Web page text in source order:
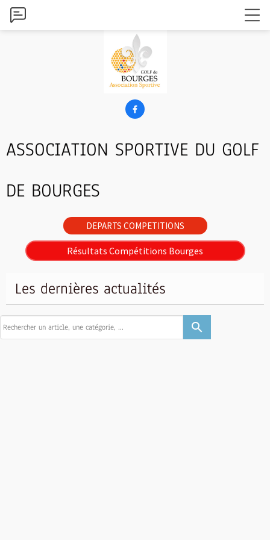

ASSOCIATION SPORTIVE DU GOLF
DE BOURGES
DEPARTS COMPETITIONS
Résultats Compétitions Bourges
Les dernières actualités
search